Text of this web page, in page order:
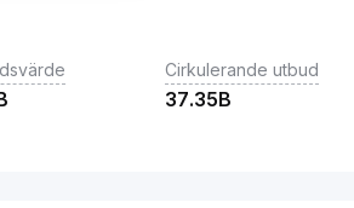
Cirkulerande utbud
37.35B